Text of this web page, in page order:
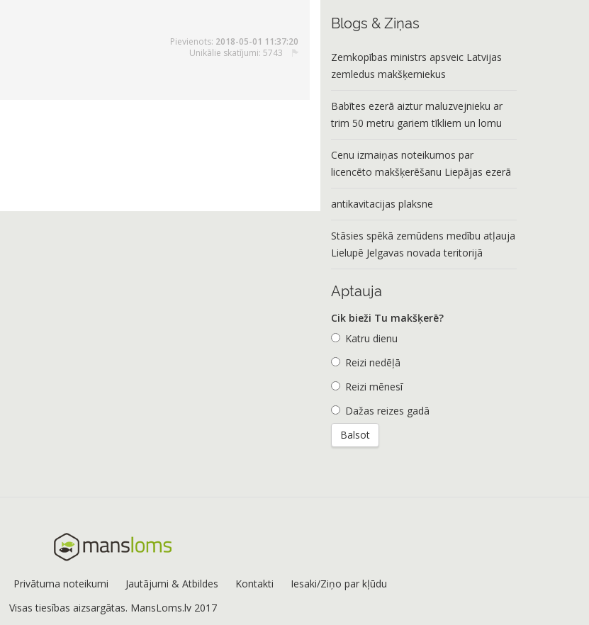
Pievienots: 2018-05-01 11:37:20
Unikālie skatījumi: 5743
Blogs & Ziņas
Zemkopības ministrs apsveic Latvijas
zemledus makšķerniekus
Babītes ezerā aiztur maluzvejnieku ar
trim 50 metru gariem tīkliem un lomu
Cenu izmaiņas noteikumos par
licencēto makšķerēšanu Liepājas ezerā
antikavitacijas plaksne
Stāsies spēkā zemūdens medību atļauja
Lielupē Jelgavas novada teritorijā
Aptauja
Cik bieži Tu makšķerē?
Katru dienu
Reizi nedēļā
Reizi mēnesī
Dažas reizes gadā
Privātuma noteikumi Jautājumi & Atbildes Kontakti
Iesaki/Ziņo par kļūdu
Visas tiesības aizsargātas. MansLoms.lv 2017